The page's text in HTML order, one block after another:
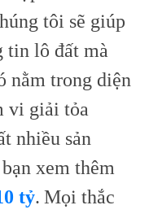
tôi sẽ giúp
tin lô đất mà
nằm trong diện
vi giải tỏa
nhiều sản
xem thêm
tỷ. Mọi thắc